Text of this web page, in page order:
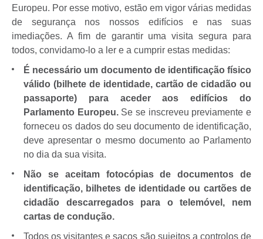
Europeu. Por esse motivo, estão em vigor várias medidas
de segurança nos nossos edifícios e nas suas
imediações. A fim de garantir uma visita segura para
todos, convidamo-lo a ler e a cumprir estas medidas:
É necessário um documento de identificação físico
válido (bilhete de identidade, cartão de cidadão ou
passaporte) para aceder aos edifícios do
Parlamento Europeu. Se se inscreveu previamente e
forneceu os dados do seu documento de identificação,
deve apresentar o mesmo documento ao Parlamento
no dia da sua visita.
Não se aceitam fotocópias de documentos de
identificação, bilhetes de identidade ou cartões de
cidadão descarregados para o telemóvel, nem
cartas de condução.
Todos os visitantes e sacos são sujeitos a controlos de